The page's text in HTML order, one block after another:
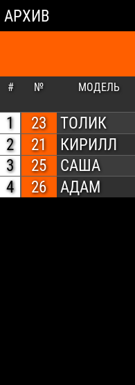
АРХИВ
# № МОДЕЛЬ
1 23 ТОЛИК
2
21 КИРИЛЛ
3
25 САША
4
26 АДАМ